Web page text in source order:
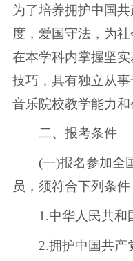
为了培养拥护中国
度，爱国守法，为
在本学科内掌握坚
技巧，具有独立从
音乐院校教学能力和
二、报考条件
(一)报名参加全国
员，须符合下列条件
1.中华人民共和
2.拥护中国共产